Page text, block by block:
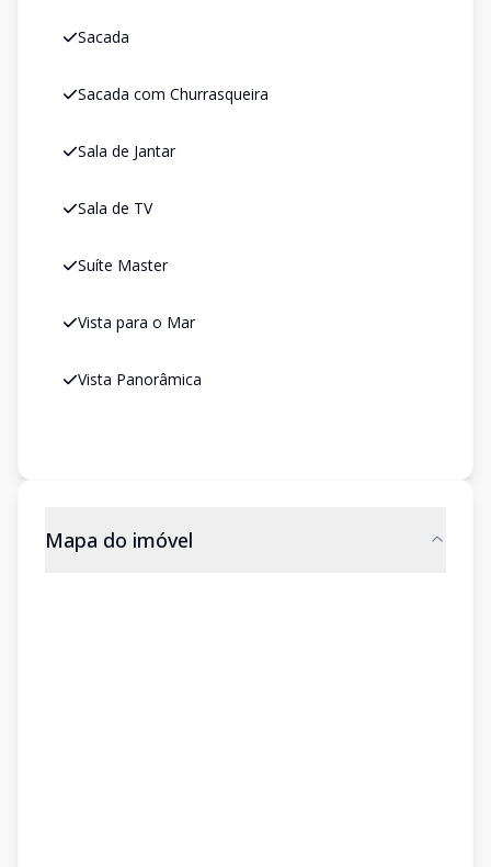
Sacada
Sacada com Churrasqueira
Sala de Jantar
Sala de TV
Suíte Master
Vista para o Mar
Vista Panorâmica
Mapa do imóvel